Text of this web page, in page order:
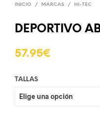
INICIO / MARCAS / HI-TEC
DEPORTIVO
57.95€
TALLAS